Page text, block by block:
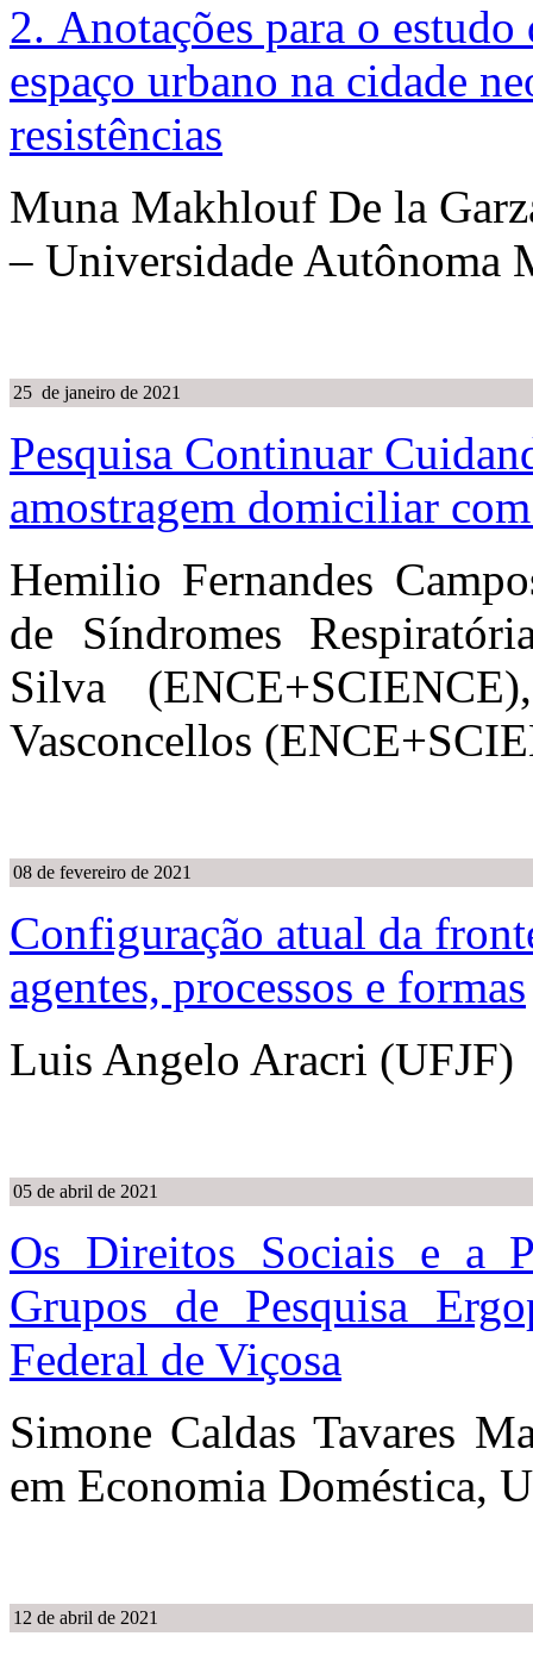
2. Anotações para o
espaço urbano na cidade
resistências
Muna Makhlouf De la
– Universidade Autônoma
25 de janeiro de 2021
Pesquisa Continuar
amostragem domiciliar
Hemilio Fernandes
de Síndromes
Silva
Vasconcellos
08 de fevereiro de 2021
Configuração atual da
agentes, processos e formas
Luis Angelo Aracri (UFJF)
05 de abril de 2021
Os Direitos Sociais e a
Grupos de Pesquisa
Federal de Viçosa
Simone Caldas Tavares
em Economia Doméstica,
12 de abril de 2021